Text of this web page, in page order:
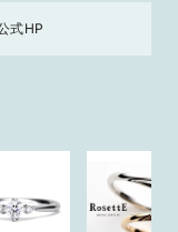
式HP